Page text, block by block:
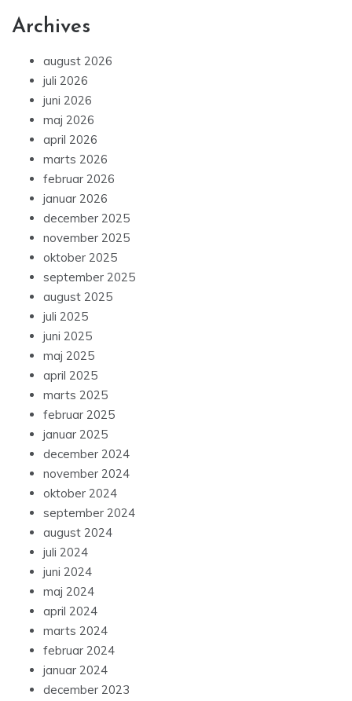
Archives
august 2026
juli 2026
juni 2026
maj 2026
april 2026
marts 2026
februar 2026
januar 2026
december 2025
november 2025
oktober 2025
september 2025
august 2025
juli 2025
juni 2025
maj 2025
april 2025
marts 2025
februar 2025
januar 2025
december 2024
november 2024
oktober 2024
september 2024
august 2024
juli 2024
juni 2024
maj 2024
april 2024
marts 2024
februar 2024
januar 2024
december 2023